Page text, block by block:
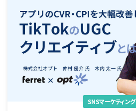
SNSマーケティング